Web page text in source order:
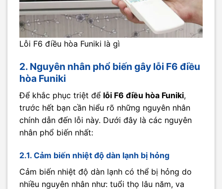
Lỗi F6 điều hòa Funiki là gì
2. Nguyên nhân phổ biến gây lỗi F6 điều
hòa Funiki
Để khắc phục triệt để lỗi F6 điều hòa Funiki,
trước hết bạn cần hiểu rõ những nguyên nhân
chính dẫn đến lỗi này. Dưới đây là các nguyên
nhân phổ biến nhất:
2.1. Cảm biến nhiệt độ dàn lạnh bị hỏng
Cảm biến nhiệt độ dàn lạnh có thể bị hỏng do
nhiều nguyên nhân như: tuổi thọ lâu năm, va